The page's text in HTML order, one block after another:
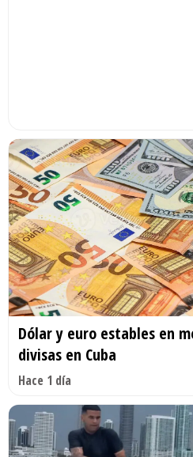
Dólar y euro estables en
divisas en Cuba
Hace 1 día